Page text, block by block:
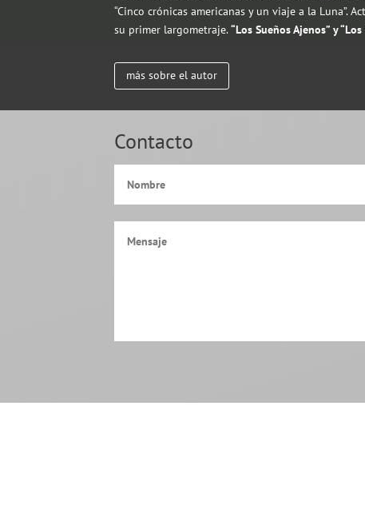
“Cinco crónicas americanas y un viaje a la Luna”.
su primer largometraje.“Los Sueños Ajenos” y
más sobre el autor
Contacto